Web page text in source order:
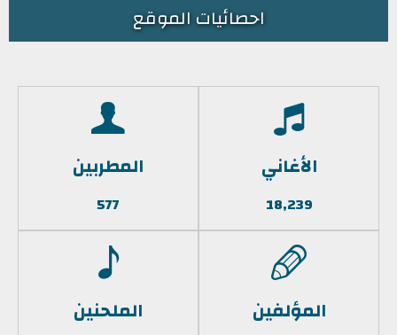
احصائيات الموقع
الأغاني
18,239
المطربين
577
المؤلفين الملحنين